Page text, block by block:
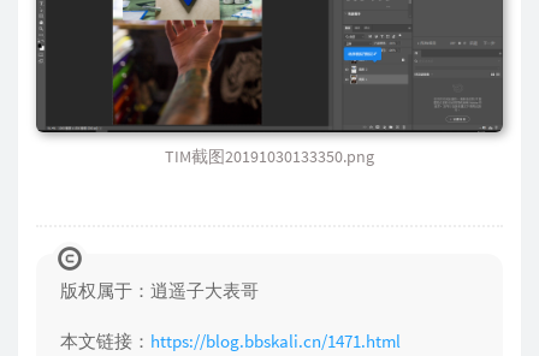
TIM截图20191030133350.png
版权属于：逍遥子大表哥
本文链接： https://blog.bbskali.cn/1471.html